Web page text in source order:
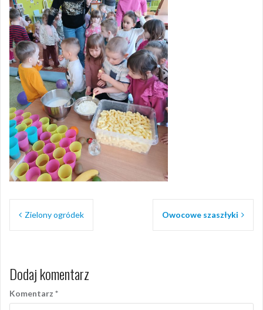
Nawigacja
Zielony ogródek Owocowe szaszłyki
Dodaj komentarz
Komentarz *